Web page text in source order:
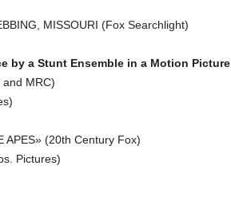
MISSOURI (Fox Searchlight)
by a Stunt Ensemble in a Motion Picture
and MRC)
APES» (20th Century Fox)
Pictures)